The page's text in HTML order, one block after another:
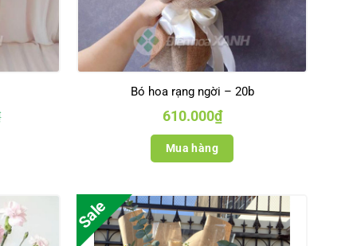
Bó hoa rạng ngời – 20b
610.000₫
Mua hàng
Sale